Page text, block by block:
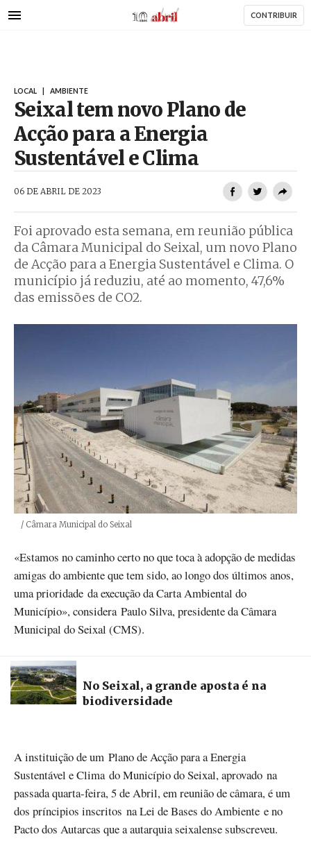
para
AbrilAbril CONTRIBUIR
LOCAL AMBIENTE
Seixal tem novo Plano de
Acção para a Energia
Sustentável e Clima
06 DE ABRIL DE 2023
Foi aprovado esta semana, em reunião pública
da Câmara Municipal do Seixal, um novo Plano
de Acção para a Energia Sustentável e Clima. O
município já reduziu, até ao momento, 47,6%
das emissões de CO2.
Créditos
/ Câmara Municipal do Seixal
«Estamos no caminho certo no que toca à adopção de medidas
amigas do ambiente que tem sido, ao longo dos últimos anos,
uma prioridade da execução da Carta Ambiental do
Município», considera Paulo Silva, presidente da Câmara
Municipal do Seixal (CMS).
No Seixal, a grande aposta é na
biodiversidade
A instituição de um Plano de Acção para a Energia
Sustentável e Clima do Município do Seixal, aprovado na
passada quarta-feira, 5 de Abril, em reunião de câmara, é um
dos príncipios inscritos na Lei de Bases do Ambiente e no
Pacto dos Autarcas que a autarquia seixalense subscreveu.